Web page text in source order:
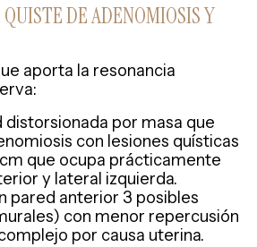
DE ADENOMIOSIS Y
aporta la resonancia
por masa que
con lesiones quísticas
que ocupa prácticamente
y lateral izquierda.
pared anterior 3 posibles
con menor repercusión
por causa uterina.